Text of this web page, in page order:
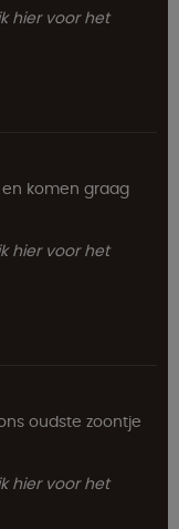
hier voor het
komen graag
hier voor het
oudste zoontje
hier voor het